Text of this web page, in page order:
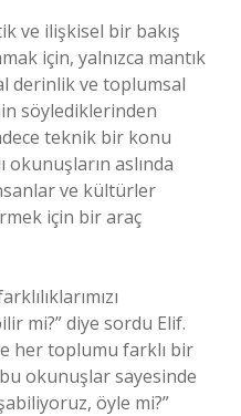
ve ilişkisel bir bakış
için, yalnızca mantık
derinlik ve toplumsal
söylediklerinden
teknik bir konu
okunuşların aslında
ve kültürler
için bir araç
mi?” diye sordu Elif.
her toplumu farklı bir
okunuşlar sayesinde
öyle mi?”